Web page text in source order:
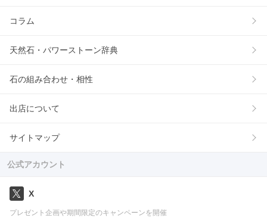
コラム
天然石・パワーストーン辞典
石の組み合わせ・相性
出店について
サイトマップ
公式アカウント
X
プレゼント企画や期間限定のキャンペーンを開催